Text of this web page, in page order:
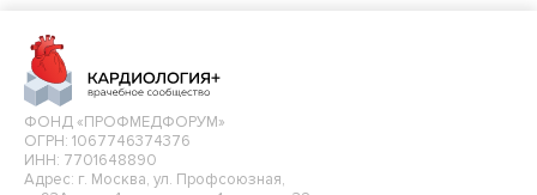
ФОНД «ПРОФМЕДФОРУМ»
ОГРН: 1067746374376
ИНН: 7701648890
Адрес: г. Москва, ул. Профсоюзная,